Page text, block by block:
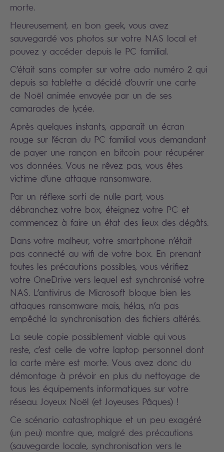
morte.
Heureusement, en bon geek, vous avez
sauvegardé vos photos sur votre NAS local et
pouvez y accéder depuis le PC familial.
C’était sans compter sur votre ado numéro 2 qui
depuis sa tablette a décidé d’ouvrir une carte
de Noël animée envoyée par un de ses
camarades de lycée.
Après quelques instants, apparaît un écran
rouge sur l’écran du PC familial vous demandant
de payer une rançon en bitcoin pour récupérer
vos données. Vous ne rêvez pas, vous êtes
victime d’une attaque ransomware.
Par un réflexe sorti de nulle part, vous
débranchez votre box, éteignez votre PC et
commencez à faire un état des lieux des dégâts.
Dans votre malheur, votre smartphone n’était
pas connecté au wifi de votre box. En prenant
toutes les précautions possibles, vous vérifiez
votre OneDrive vers lequel est synchronisé votre
NAS. L’antivirus de Microsoft bloque bien les
attaques ransomware mais, hélas, n’a pas
empêché la synchronisation des fichiers altérés.
La seule copie possiblement viable qui vous
reste, c’est celle de votre laptop personnel dont
la carte mère est morte. Vous avez donc du
démontage à prévoir en plus du nettoyage de
tous les équipements informatiques sur votre
réseau. Joyeux Noël (et Joyeuses Pâques) !
Ce scénario catastrophique et un peu exagéré
(un peu) montre que, malgré des précautions
(sauvegarde locale, synchronisation vers le